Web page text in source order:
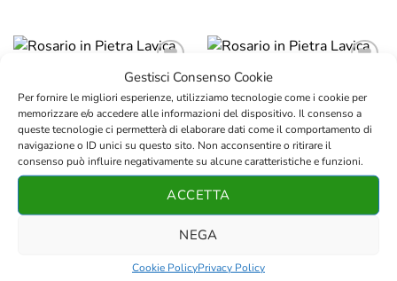
Gestisci Consenso Cookie
Per fornire le migliori esperienze, utilizziamo tecnologie come i cookie per
memorizzare e/o accedere alle informazioni del dispositivo. Il consenso a
queste tecnologie ci permetterà di elaborare dati come il comportamento di
navigazione o ID unici su questo sito. Non acconsentire o ritirare il
consenso può influire negativamente su alcune caratteristiche e funzioni.
ACCETTA
NEGA
Cookie PolicyPrivacy Policy
Aggiungi
alla lista
dei
desideri
ROSARI
Rosario in Pietra
Lavica da 8mm,
Ossidiana, Ematite,
Verde
18,00€
alla lista
dei
desideri
Rosario in Pietra
Lavica da 8mm,
Metallo e Agata Blu
18,00